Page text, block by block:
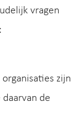
vragen
zijn
de